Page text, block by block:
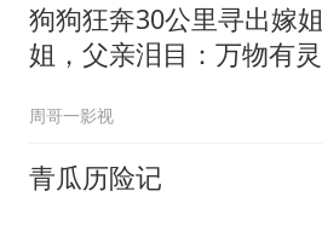
狗狗狂奔30公里寻出嫁姐
姐，父亲泪目：万物有灵
周哥一影视
青瓜历险记